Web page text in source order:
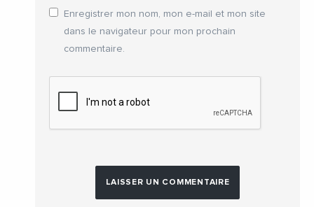
Enregistrer mon nom, mon e-mail et mon site
dans le navigateur pour mon prochain
commentaire.